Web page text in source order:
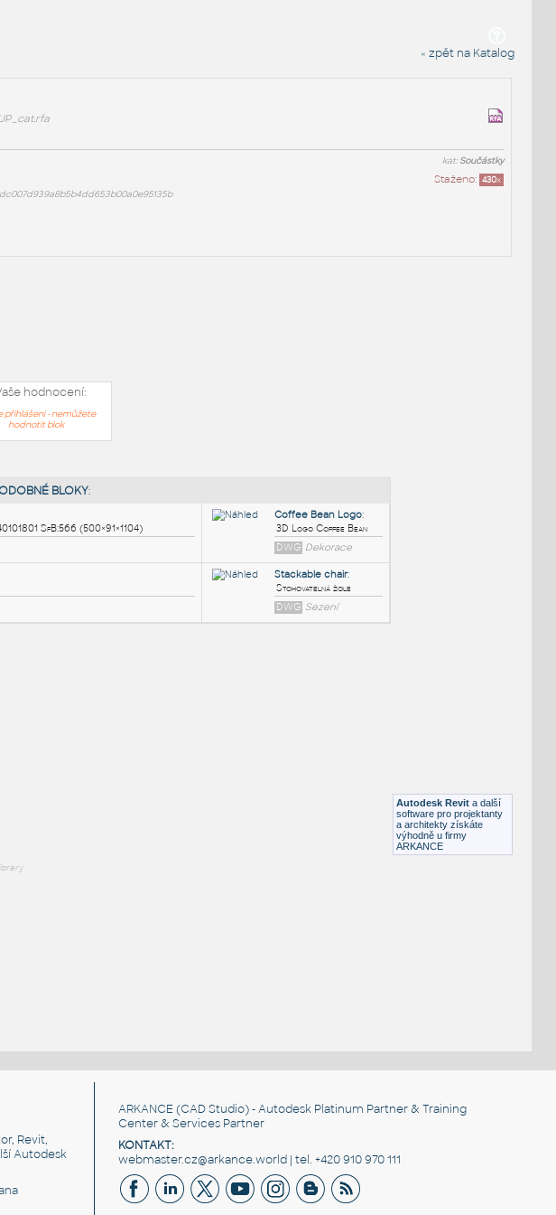
« zpět na Katalog
kat:Součástky
Staženo: 430x
hodnocení:
přihlášeni - nemůžete
hodnotit blok
Autodesk Revit a další
software pro projektanty
a architekty získáte
výhodně u firmy
ARKANCE
Revit,
Autodesk
ARKANCE (CAD Studio) - Autodesk Platinum Partner & Training
Center & Services Partner
KONTAKT:
webmaster.cz@arkance.world | tel. +420 910 970 111